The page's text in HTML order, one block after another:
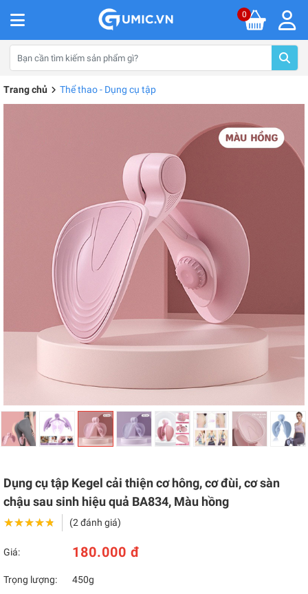
0
Trang chủ Thể thao - Dụng cụ tập
Dụng cụ tập Kegel cải thiện cơ hông, cơ đùi, cơ sàn
chậu sau sinh hiệu quả BA834, Màu hồng
★★★★★
★★★★★ (2 đánh giá)
Giá: 180.000 đ
Trọng lượng:
450g